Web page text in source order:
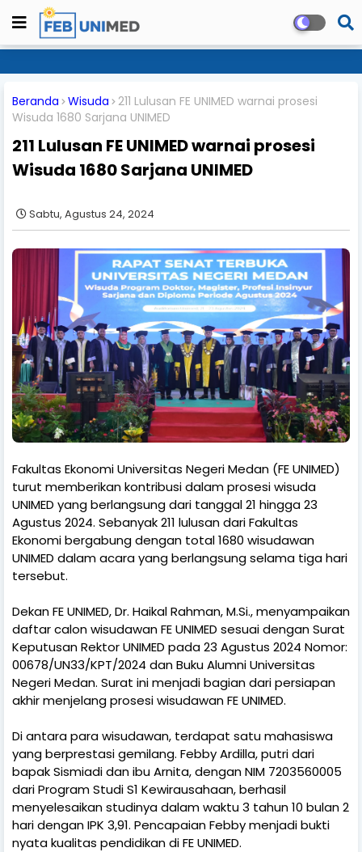
Beranda Wisuda
211 Lulusan FE UNIMED warnai prosesi
Wisuda 1680 Sarjana UNIMED
211 Lulusan FE UNIMED warnai prosesi
Wisuda 1680 Sarjana UNIMED
Sabtu, Agustus 24, 2024
Fakultas Ekonomi Universitas Negeri Medan (FE UNIMED)
turut memberikan kontribusi dalam prosesi wisuda
UNIMED yang berlangsung dari tanggal 21 hingga 23
Agustus 2024. Sebanyak 211 lulusan dari Fakultas
Ekonomi bergabung dengan total 1680 wisudawan
UNIMED dalam acara yang berlangsung selama tiga hari
tersebut.
Dekan FE UNIMED, Dr. Haikal Rahman, M.Si., menyampaikan
daftar calon wisudawan FE UNIMED sesuai dengan Surat
Keputusan Rektor UNIMED pada 23 Agustus 2024 Nomor:
00678/UN33/KPT/2024 dan Buku Alumni Universitas
Negeri Medan. Surat ini menjadi bagian dari persiapan
akhir menjelang prosesi wisudawan FE UNIMED.
Di antara para wisudawan, terdapat satu mahasiswa
yang berprestasi gemilang. Febby Ardilla, putri dari
bapak Sismiadi dan ibu Arnita, dengan NIM 7203560005
dari Program Studi S1 Kewirausahaan, berhasil
menyelesaikan studinya dalam waktu 3 tahun 10 bulan 2
hari dengan IPK 3,91. Pencapaian Febby menjadi bukti
nyata kualitas pendidikan di FE UNIMED.